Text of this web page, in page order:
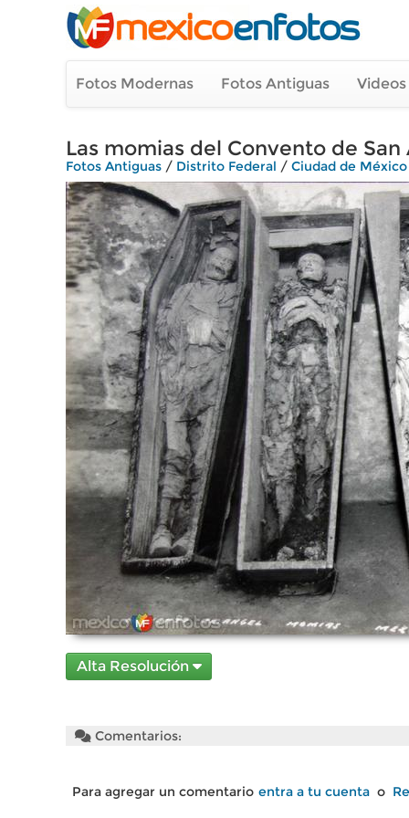
Fotos Modernas Fotos Antiguas
Las momias del Convento de San
Fotos Antiguas / Distrito Federal / Ciudad de México
Alta Resolución
Comentarios:
Para agregar un comentario entra a tu cuenta o